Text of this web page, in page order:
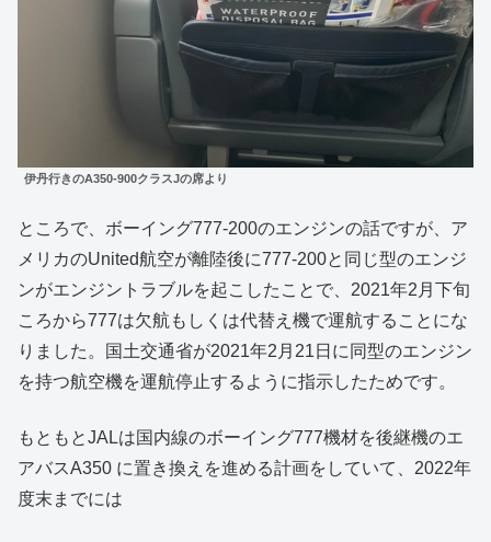
伊丹行きのA350-900クラスJの席より
ところで、ボーイング777-200のエンジンの話ですが、ア
メリカのUnited航空が離陸後に777-200と同じ型のエンジ
ンがエンジントラブルを起こしたことで、2021年2月下旬
ころから777は欠航もしくは代替え機で運航することにな
りました。国土交通省が2021年2月21日に同型のエンジン
を持つ航空機を運航停止するように指示したためです。
もともとJALは国内線のボーイング777機材を後継機のエ
アバスA350 に置き換えを進める計画をしていて、2022年
度末までには